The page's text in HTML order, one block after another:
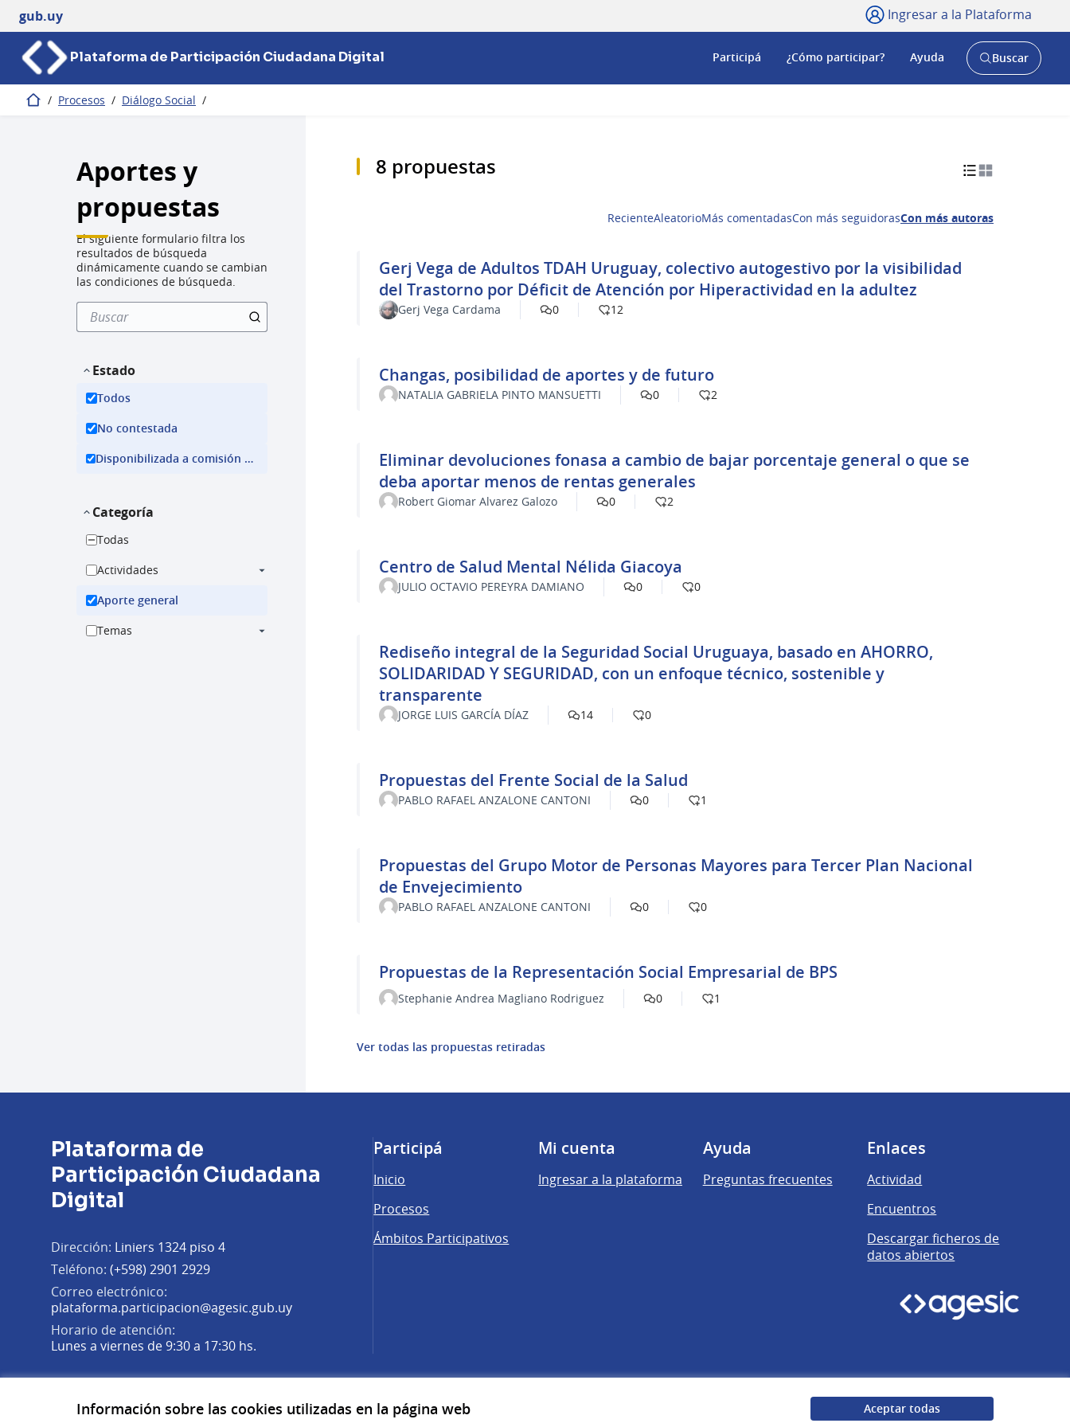
Información sobre las cookies utilizadas en la página web
Aceptar todas
gub.uy Ingresar a la Plataforma
Plataforma de Participación Ciudadana Digital Participá ¿Cómo participar? Ayuda
AbrirBuscar
Inicio / Procesos / Diálogo Social /
Aportes y
propuestas
El siguiente formulario filtra los
resultados de búsqueda
dinámicamente cuando se cambian
las condiciones de búsqueda.
Estado
Todos
No contestada
Disponibilizada a comisión ejecutiva
Categoría
Todas
Actividades
Aporte general
Temas
8 propuestas
RecienteAleatorioMás comentadasCon más seguidorasCon más autoras
Gerj Vega de Adultos TDAH Uruguay, colectivo autogestivo por la visibilidad
del Trastorno por Déficit de Atención por Hiperactividad en la adultez
Gerj Vega Cardama 0 12
Changas, posibilidad de aportes y de futuro
NATALIA GABRIELA PINTO MANSUETTI 0 2
Eliminar devoluciones fonasa a cambio de bajar porcentaje general o que se
deba aportar menos de rentas generales
Robert Giomar Alvarez Galozo 0 2
Centro de Salud Mental Nélida Giacoya
JULIO OCTAVIO PEREYRA DAMIANO 0 0
Rediseño integral de la Seguridad Social Uruguaya, basado en AHORRO,
SOLIDARIDAD Y SEGURIDAD, con un enfoque técnico, sostenible y
transparente
JORGE LUIS GARCÍA DÍAZ 14 0
Propuestas del Frente Social de la Salud
PABLO RAFAEL ANZALONE CANTONI 0 1
Propuestas del Grupo Motor de Personas Mayores para Tercer Plan Nacional
de Envejecimiento
PABLO RAFAEL ANZALONE CANTONI 0 0
Propuestas de la Representación Social Empresarial de BPS
Stephanie Andrea Magliano Rodriguez 0 1
Ver todas las propuestas retiradas
Plataforma de
Participación Ciudadana
Digital
Dirección: Liniers 1324 piso 4
Teléfono: (+598) 2901 2929
Correo electrónico:
plataforma.participacion@agesic.gub.uy(Abrir en una pestaña nueva)
Horario de atención:
Lunes a viernes de 9:30 a 17:30 hs.
(Enlace externo)
(Enlace externo)
(Enlace externo)
Participá
Inicio
Procesos
Ámbitos Participativos
Mi cuenta
Ingresar a la plataforma
Ayuda
Preguntas frecuentes
Enlaces
Actividad
Encuentros
Descargar ficheros de
datos abiertos